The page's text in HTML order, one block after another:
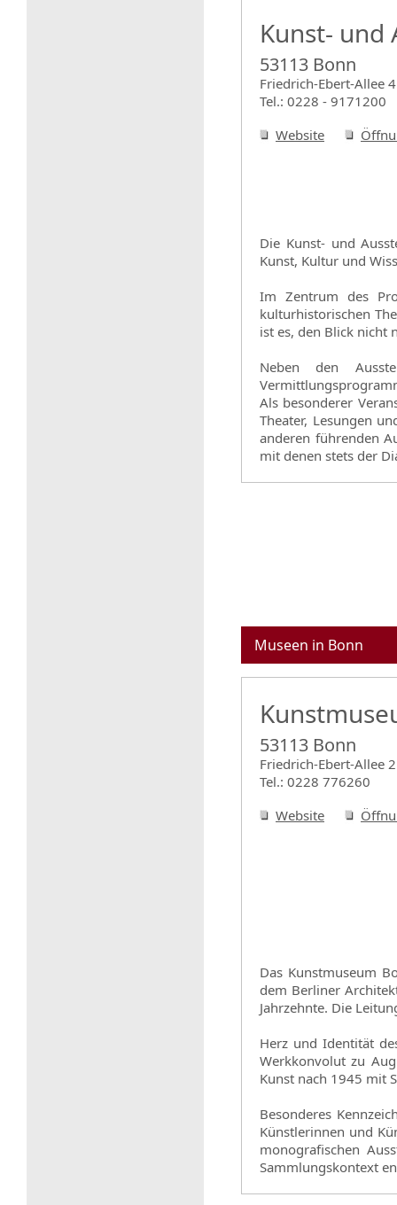
Kunst- und
53113 Bonn
Friedrich-Ebert-Allee 4
Tel.: 0228 - 9171200
Website
Die Kunst- und
Kunst, Kultur und
Im Zentrum des
kulturhistorischen
ist es, den Blick nicht
Neben den
Als besonderer
Theater, Lesungen
anderen führenden
mit denen stets der
Museen in Bonn
53113 Bonn
Friedrich-Ebert-Allee 2
Tel.: 0228 776260
Website
Das Kunstmuseum
dem Berliner
Jahrzehnte. Die
Herz und Identität
Werkkonvolut zu
Kunst nach 1945 mit
Besonderes
Künstlerinnen und
monografischen
Sammlungskontext